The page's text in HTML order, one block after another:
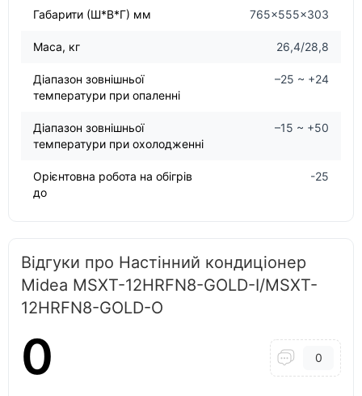
Габарити (Ш*В*Г) мм 765×555×303
Маса, кг 26,4/28,8
Діапазон зовнішньої
температури при опаленні
–25 ~ +24
Діапазон зовнішньої
температури при охолодженні
–15 ~ +50
Орієнтовна робота на обігрів
до
-25
Відгуки про Настінний кондиціонер
Midea MSXT-12HRFN8-GOLD-I/MSXT-
12HRFN8-GOLD-O
0 0